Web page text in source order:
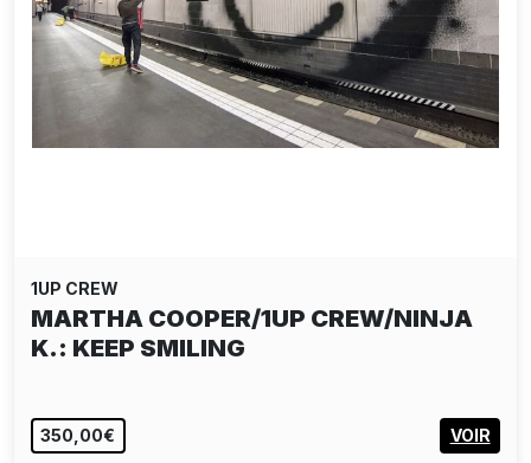
1UP CREW
MARTHA COOPER/1UP CREW/NINJA
K.: KEEP SMILING
350,00€ VOIR